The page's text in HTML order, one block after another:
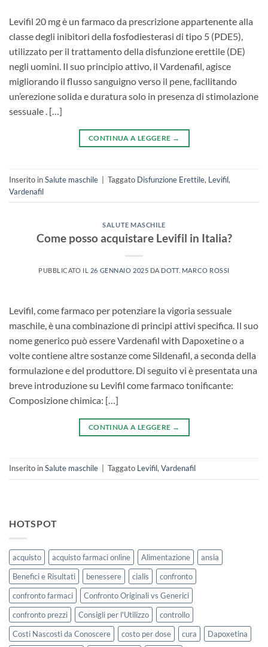
Levifil 20 mg​ è un farmaco da prescrizione appartenente alla
classe degli inibitori della fosfodiesterasi di tipo 5 (PDE5),
utilizzato per il trattamento della disfunzione erettile (DE)​
negli uomini. Il suo principio attivo, il Vardenafil, agisce
migliorando il flusso sanguigno verso il pene, facilitando
un’erezione solida e duratura solo in presenza di stimolazione
sessuale . […]
CONTINUA A LEGGERE →
Inserito inSalute maschile Taggato Disfunzione Erettile, Levifil,
Vardenafil
SALUTE MASCHILE
Come posso acquistare Levifil in Italia?
PUBBLICATO IL 26 GENNAIO 2025 DA DOTT. MARCO ROSSI
Levifil, come farmaco per potenziare la vigoria sessuale
maschile, è una combinazione di principi attivi specifica. Il suo
nome generico può essere Vardenafil with Dapoxetine o a
volte contiene altre sostanze come Sildenafil, a seconda della
formulazione e del produttore. Di seguito vi è presentata una
breve introduzione su Levifil come farmaco tonificante:
Composizione chimica: […]
CONTINUA A LEGGERE →
Inserito inSalute maschile Taggato Levifil,Vardenafil
HOTSPOT
acquisto acquisto farmaci online Alimentazione
ansia
Benefici e Risultati
benessere cialis
confronto
confronto farmaci
Confronto Originali vs Generici
confronto prezzi
Consigli per l'Utilizzo
controllo
Costi Nascosti da Conoscere
costo per dose cura
Dapoxetina